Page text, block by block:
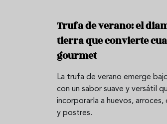
Trufa de verano: el
tierra que convierte
gourmet
La trufa de verano emerge
con un sabor suave y versátil
incorporarla a huevos, arroces,
y postres.